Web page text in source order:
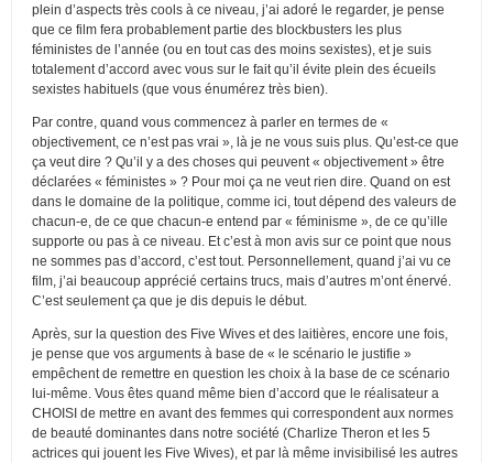
plein d’aspects très cools à ce niveau, j’ai adoré le regarder, je pense
que ce film fera probablement partie des blockbusters les plus
féministes de l’année (ou en tout cas des moins sexistes), et je suis
totalement d’accord avec vous sur le fait qu’il évite plein des écueils
sexistes habituels (que vous énumérez très bien).
Par contre, quand vous commencez à parler en termes de «
objectivement, ce n’est pas vrai », là je ne vous suis plus. Qu’est-ce que
ça veut dire ? Qu’il y a des choses qui peuvent « objectivement » être
déclarées « féministes » ? Pour moi ça ne veut rien dire. Quand on est
dans le domaine de la politique, comme ici, tout dépend des valeurs de
chacun-e, de ce que chacun-e entend par « féminisme », de ce qu’ille
supporte ou pas à ce niveau. Et c’est à mon avis sur ce point que nous
ne sommes pas d’accord, c’est tout. Personnellement, quand j’ai vu ce
film, j’ai beaucoup apprécié certains trucs, mais d’autres m’ont énervé.
C’est seulement ça que je dis depuis le début.
Après, sur la question des Five Wives et des laitières, encore une fois,
je pense que vos arguments à base de « le scénario le justifie »
empêchent de remettre en question les choix à la base de ce scénario
lui-même. Vous êtes quand même bien d’accord que le réalisateur a
CHOISI de mettre en avant des femmes qui correspondent aux normes
de beauté dominantes dans notre société (Charlize Theron et les 5
actrices qui jouent les Five Wives), et par là même invisibilisé les autres